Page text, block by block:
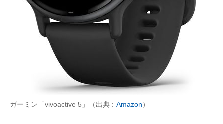
ガーミン「vivoactive 5」（出典： Amazon）